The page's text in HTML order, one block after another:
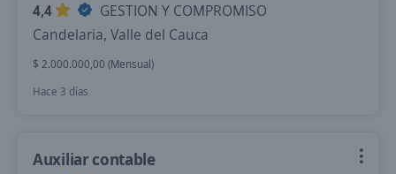
4,4
GESTION Y COMPROMISO
Candelaria, Valle del Cauca
$ 2.000.000,00 (Mensual)
Hace 3 días
Auxiliar contable